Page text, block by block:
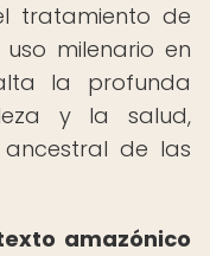
tratamiento de
milenario en
la profunda
y la salud,
de las
amazónico